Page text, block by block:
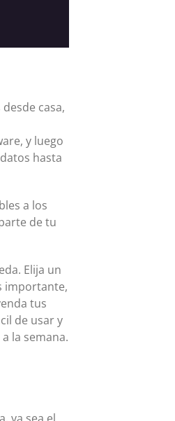
casa,
y luego
hasta
a los
de tu
Elija un
importante,
tus
de usar y
la semana.